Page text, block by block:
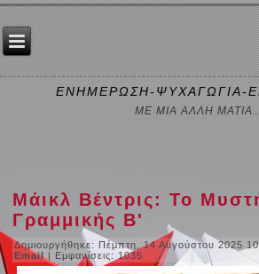
ΕΝΗΜΕΡΩΣΗ-ΨΥΧΑΓΩΓΙΑ-
ΜΕ ΜΙΑ ΑΛΛΗ
Μάικλ Βέντρις: Το
Γραμμικής Β'
Δημιουργήθηκε: Πέμπτη, 14 Αυγούστου 2025
Email | Εμφανίσεις: 1035